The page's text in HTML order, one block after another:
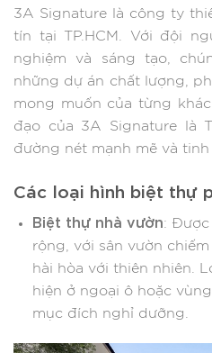
3A Signature là công ty
tín tại TP.HCM. Với đội
nghiệm và sáng tạo,
những dự án chất lượng,
mong muốn của từng
đạo của 3A Signature là
đường nét mạnh mẽ và tinh
Các loại hình biệt thự
Biệt thự nhà vườn: Được
rộng, với sân vườn
hài hòa với thiên nhiên.
hiện ở ngoại ô hoặc
mục đích nghỉ dưỡng.​